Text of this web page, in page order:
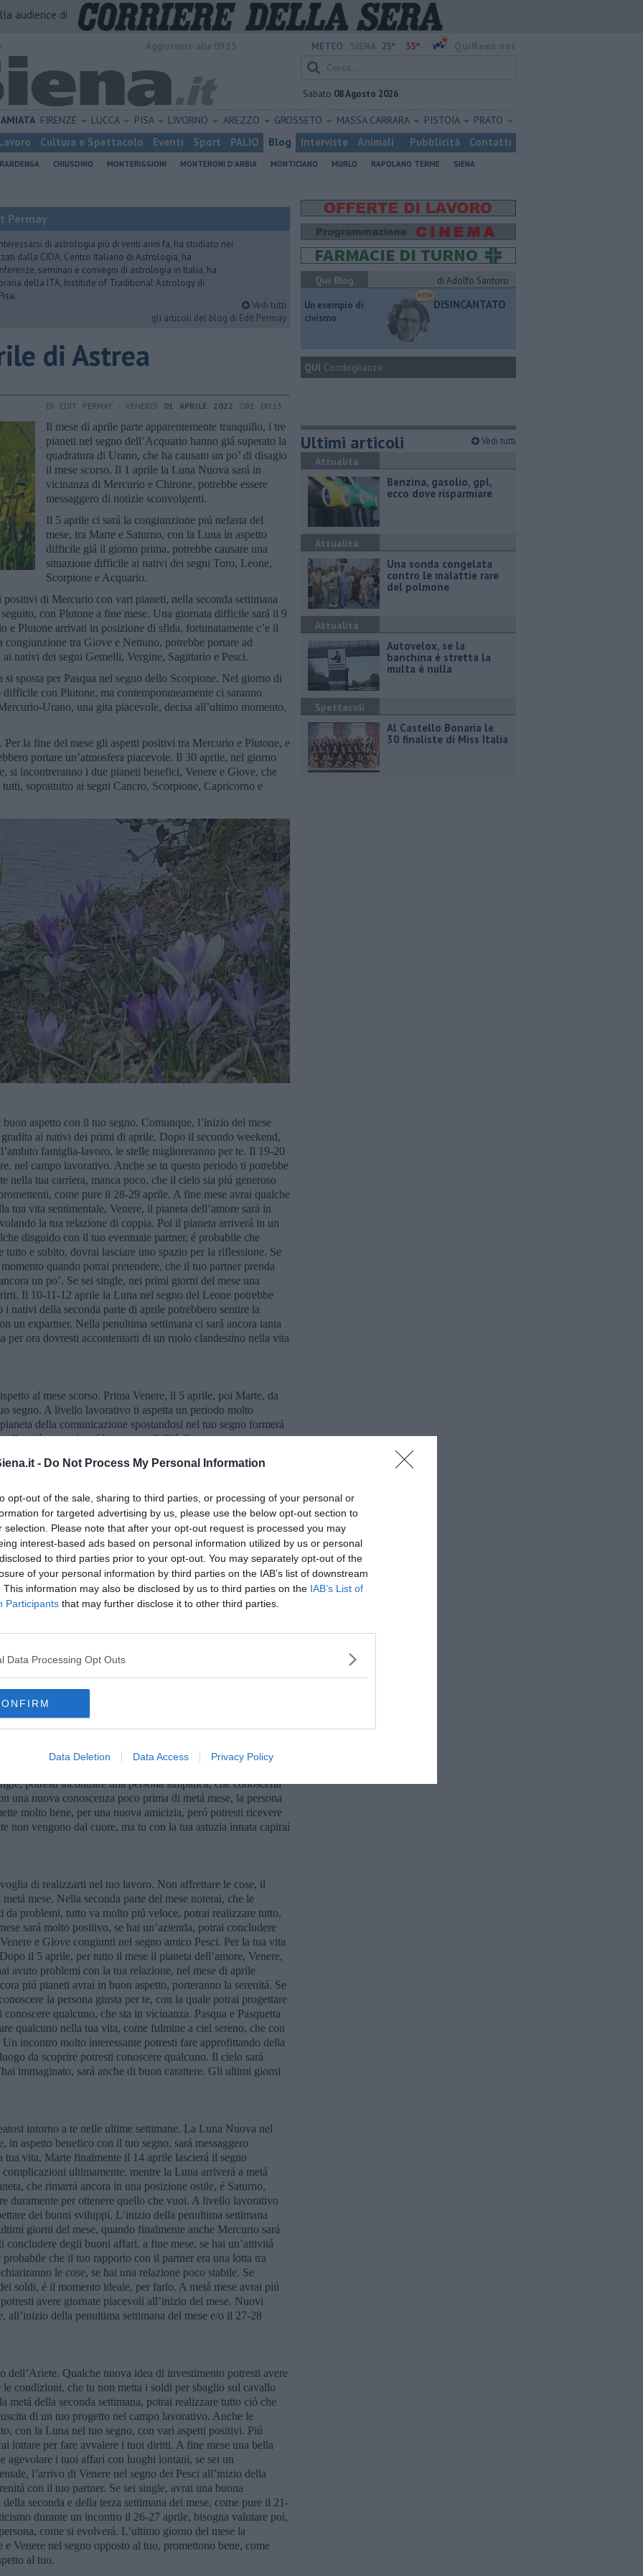
- Do Not Process My Personal Information
opt-out of the sale, sharing to third parties, or processing of your personal or
for targeted advertising by us, please use the below opt-out section to
selection. Please note that after your opt-out request is processed you may
interest-based ads based on personal information utilized by us or personal
to third parties prior to your opt-out. You may separately opt-out of the
of your personal information by third parties on the IAB’s list of downstream
This information may also be disclosed by us to third parties on the IAB’s List of
Participants that may further disclose it to other third parties.
Data Processing Opt Outs
Data Deletion Data Access Privacy Policy
audience di
METEO: 23° 35°
Sabato 08 Agosto 2026
AMIATA FIRENZE LUCCA PISA LIVORNO AREZZO GROSSETO MASSA CARRARA PISTOIA PRATO
Cultura e Spettacolo Eventi Sport PALIO Blog Interviste Animali Pubblicità Contatti
CHIUSDINO MONTERIGGIONI MONTERONI D'ARBIA MONTICIANO MURLO RAPOLANO TERME
SIENA
Permay
di astrologia più di venti anni fa, ha studiato nei
dalla CIDA, Centro Italiano di Astrologia, ha
seminari e convegni di astrologia in Italia, ha
della ITA, Institute of Traditional Astrology di
Vedi tutti
gli articoli del blog di Edit Permay
di Astrea
DI EDIT PERMAY - VENERDÌ 01 APRILE 2022 ORE 00:15
Il mese di aprile parte apparentemente tranquillo, i tre
pianeti nel segno dell’Acquario hanno giá superato la
quadratura di Urano, che ha causato un po’ di disagio
il mese scorso. Il 1 aprile la Luna Nuova sará in
vicinanza di Mercurio e Chirone, potrebbe essere
messaggero di notizie sconvolgenti.
Il 5 aprile ci sará la congiunzione piú nefasta del
mese, tra Marte e Saturno, con la Luna in aspetto
difficile giá il giorno prima, potrebbe causare una
situazione difficile ai nativi dei segni Toro, Leone,
Scorpione e Acquario.
positivi di Mercurio con vari pianeti, nella seconda settimana
con Plutone a fine mese. Una giornata difficile sará il 9
e Plutone arrivati in posizione di sfida, fortunatamente c’e il
tra Giove e Nettuno, potrebbe portare ad
ai nativi dei segni Gemelli, Vergine, Sagittario e Pesci.
sposta per Pasqua nel segno dello Scorpione. Nel giorno di
con Plutone, ma contemporaneamente ci saranno
Urano, una gita piacevole, decisa all’ultimo momento,
la fine del mese gli aspetti positivi tra Mercurio e Plutone, e
portare un’atmosfera piacevole. Il 30 aprile, nel giorno
si incontreranno i due pianeti benefici, Venere e Giove, che
soprattutto ai segni Cancro, Scorpione, Capricorno e
aspetto con il tuo segno. Comunque, l’inizio del mese
ai nativi dei primi di aprile. Dopo il secondo weekend,
famiglia-lavoro, le stelle miglioreranno per te. Il 19-20
nel campo lavorativo. Anche se in questo periodo ti potrebbe
nella tua carriera, manca poco, che il cielo sia piú generoso
come pure il 28-29 aprile. A fine mese avrai qualche
tua vita sentimentale, Venere, il pianeta dell’amore sará in
la tua relazione di coppia. Poi il pianeta arriverá in un
disguido con il tuo eventuale partner, é probabile che
tutto e subito, dovrai lasciare uno spazio per la riflessione. Se
quando potrai pretendere, che il tuo partner prenda
un po’. Se sei single, nei primi giorni del mese una
Il 10-11-12 aprile la Luna nel segno del Leone potrebbe
nativi della seconda parte di aprile potrebbero sentire la
un expartner. Nella penultima settimana ci sará ancora tanta
per ora dovresti accontentarti di un ruolo clandestino nella vita
al mese scorso. Prima Venere, il 5 aprile, poi Marte, da
segno. A livello lavorativo ti aspetta un periodo molto
della comunicazione spostandosi nel tuo segno formerá
metá mese ci sará buona possibilitá di un avanzamento
ci sará ancora qualche giorno molto promettente,
affari importanti, se hai un’ azienda. Il 30 aprile, con la
lontano da Urano, potrebbero invogliarti a fare uno strappo
Marte in buon aspetto e Venere e Giove congiunti
sentimentale, arriverá un periodo migliore dopo il 5
Ci sará piú armonia nella tua famiglia o nella tua
in modo particolare. Se non avessi ancora un partner, il mese
la persona giusta per te. Non cercarlo lontano,
amici, lo potresti conoscere tramite qualcuno nelle tue
per un nuovo incontro favorevole, saranno l’8-9 aprile, poco
settimana e all’inizio dell’ultima settimana.
con ottimi aspetti dal cielo. Quasi tutti i pianeti saranno in
tuo pianeta governatore, Mercurio, fino il 10 aprile sará in
importante, sbrigati, lo porterai avanti con successo. Il 6-7
dovrebbero venire a metá mese, con la Luna in
L’ultimo weekend del mese porterá qualche nuova idea
decade del segno, il 13 aprile potresti giudicare erratamente
all’inizio dell’ultima settimana vorresti fare troppo, con
tue idee non hanno un fondamento reale. A livello della tua
aspetto di Venere nei primi giorni del mese, con la Luna
di piú, creando tu l’occasione di conoscere persone. La
potresti incontrare una persona simpatica, che conoscerai
una nuova conoscenza poco prima di metá mese, la persona
molto bene, per una nuova amicizia, peró potresti ricevere
non vengono dal cuore, ma tu con la tua astuzia innata capirai
di realizzarti nel tuo lavoro. Non affrettare le cose, il
mese. Nella seconda parte del mese noterai, che le
da problemi, tutto va molto piú veloce, potrai realizzare tutto,
sará molto positivo, se hai un’azienda, potrai concludere
e Giove congiunti nel segno amico Pesci. Per la tua vita
il 5 aprile, per tutto il mese il pianeta dell’amore, Venere,
avuto problemi con la tua relazione, nel mese di aprile
piú pianeti avrai in buon aspetto, porteranno la serenitá. Se
la persona giusta per te, con la quale potrai progettare
qualcuno, che sta in vicinanza. Pasqua e Pasquetta
qualcuno nella tua vita, come fulmine a ciel sereno, che con
incontro molto interessante potresti fare approfittando della
da scoprire potresti conoscere qualcuno. Il cielo sará
immaginato, sará anche di buon carattere. Gli ultimi giorni
intorno a te nelle ultime settimane. La Luna Nuova nel
in aspetto benefico con il tuo segno, sará messaggero
vita. Marte finalmente il 14 aprile lascierá il segno
ultimamente, mentre la Luna arriverá a metá
che rimarrá ancora in una posizione ostile, é Saturno,
duramente per ottenere quello che vuoi. A livello lavorativo
dei buoni sviluppi. L’inizio della penultima settimana
giorni del mese, quando finalmente anche Mercurio sará
concludere degli buoni affari, a fine mese, se hai un’attivitá
che il tuo rapporto con il partner era una lotta tra
le cose, se hai una relazione poco stabile. Se
soldi, é il momento ideale, per farlo. A metá mese avrai piú
avere giornate piacevoli all’inizio del mese. Nuovi
all’inizio della penultima settimana del mese e/o il 27-28
dell’Ariete. Qualche nuova idea di investimento potresti avere
condizioni, che tu non metta i soldi per sbaglio sul cavallo
metá della seconda settimana, potrai realizzare tutto ció che
di un tuo progetto nel campo lavorativo. Anche le
con la Luna nel tuo segno, con vari aspetti positivi. Piú
lottare per fare avvalere i tuoi diritti. A fine mese una bella
agevolare i tuoi affari con luoghi lontani, se sei un
l’arrivo di Venere nel segno dei Pesci all’inizio della
con il tuo partner. Se sei single, avrai una buona
seconda e della terza settimana del mese, come pure il 21-
durante un incontro il 26-27 aprile, bisogna valutare poi,
come si evolverá. L’ultimo giorno del mese la
Venere nel segno opposto al tuo, promettono bene, come
al tuo.
Qui Blog
di Adolfo Santoro
​Un esempio di
civismo
DISINCANTATO
QUI Condoglianze
Ultimi articoli Vedi tutti
Attualità
​Benzina, gasolio, gpl,
ecco dove risparmiare
Attualità
Una sonda congelata
contro le malattie rare
del polmone
Attualità
Autovelox, se la
banchina è stretta la
multa è nulla
Spettacoli
Al Castello Bonaria le
30 finaliste di Miss Italia